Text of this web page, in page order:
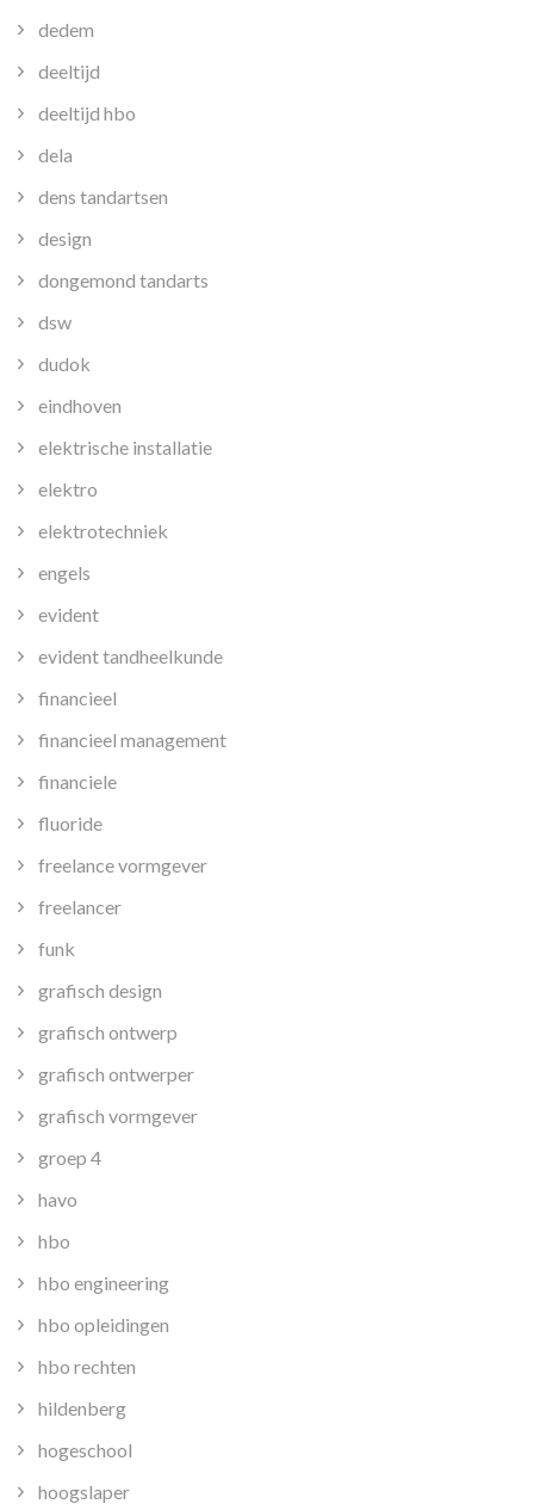
dedem
deeltijd
deeltijd hbo
dela
dens tandartsen
design
dongemond tandarts
dsw
dudok
eindhoven
elektrische installatie
elektro
elektrotechniek
engels
evident
evident tandheelkunde
financieel
financieel management
financiele
fluoride
freelance vormgever
freelancer
funk
grafisch design
grafisch ontwerp
grafisch ontwerper
grafisch vormgever
groep 4
havo
hbo
hbo engineering
hbo opleidingen
hbo rechten
hildenberg
hogeschool
hoogslaper